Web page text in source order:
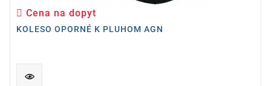
Cena na dopyt
KOLESO OPORNÉ K PLUHOM AGN